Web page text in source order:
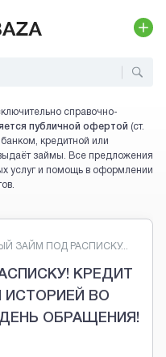
справочно-
публичной офертой (ст.
кредитной или
займы. Все предложения
услуг и помощь в оформлении
ЗАЙМ ПОД РАСПИСКУ...
КРЕДИТ
ИСТОРИЕЙ ВО
ОБРАЩЕНИЯ!